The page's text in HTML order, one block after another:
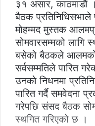
३१ असार, काठमाडौं
बैठक प्रतिनिधिसभाले
मोहम्मद मुस्तक
सोमवारसम्मको
बसेको बैठकले आलमको
सर्वसम्मतिले पारित
उनको निधनमा
पारित गर्दै समवेदना
गरेपछि संसद बैठक
स्थगित गरिएको छ ।